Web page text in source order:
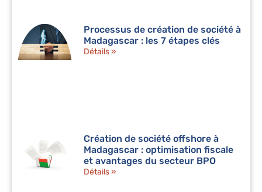
Processus de création de société à
Madagascar : les 7 étapes clés
Détails »
Création de société offshore à
Madagascar : optimisation fiscale
et avantages du secteur BPO
Détails »